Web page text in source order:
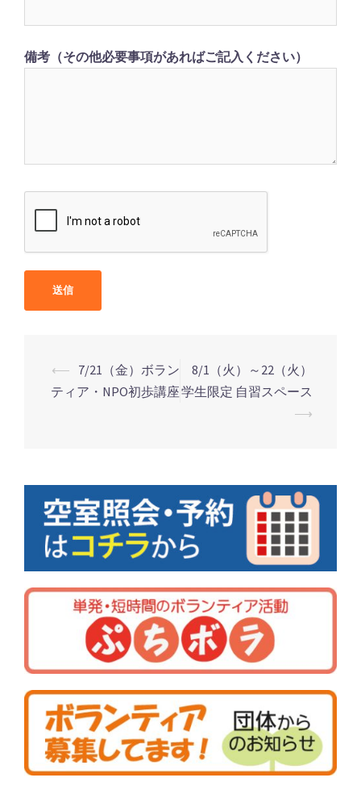
備考（その他必要事項があればご記入ください）
投
ゲ
ー
シ
ョ
ン
⟵ 7/21（金）ボラン
ティア・NPO初歩講座
8/1（火）～22（火）
学生限定 自習スペース
⟶